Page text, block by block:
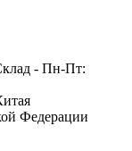
- Пн-Пт:
Федерации